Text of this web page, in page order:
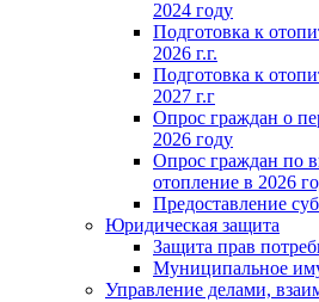
2024 году
Подготовка к
2026 г.г.
Подготовка к
2027 г.г
Опрос граждан о
2026 году
Опрос граждан по
отопление в 2026
Предоставление
Юридическая защита
Защита прав
Муниципальное
Управление делами,